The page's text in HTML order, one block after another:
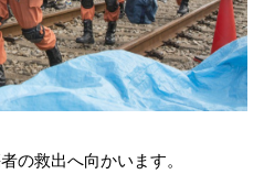
の救出へ向かいます。